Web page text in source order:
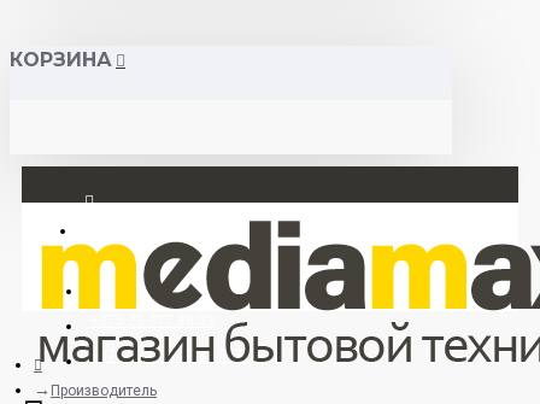
КОРЗИНА
Регистрация
+375 33 673 17 31 (МТС)
Производитель